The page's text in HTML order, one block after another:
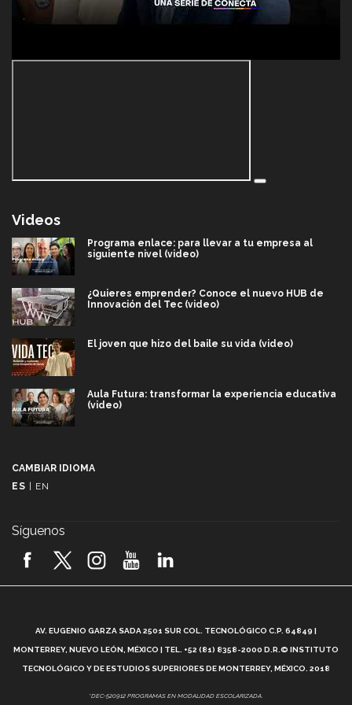
Videos
Programa enlace: para llevar a tu empresa al
siguiente nivel (video)
¿Quieres emprender? Conoce el nuevo HUB de
Innovación del Tec (video)
El joven que hizo del baile su vida (video)
Aula Futura: transformar la experiencia educativa
(video)
2026! (video)
¿Cómo es el Modelo Educativo Tec? (video)
Vida Tec: Feminismo e Inteligencia Artificial, Paola
CAMBIAR IDIOMA
ES | EN
Síguenos
AV. EUGENIO GARZA SADA 2501 SUR COL. TECNOLÓGICO C.P. 64849 |
MONTERREY, NUEVO LEÓN, MÉXICO | TEL. +52 (81) 8358-2000 D.R.© INSTITUTO
TECNOLÓGICO Y DE ESTUDIOS SUPERIORES DE MONTERREY, MÉXICO. 2018
*DEC-520912 PROGRAMAS EN MODALIDAD ESCOLARIZADA.